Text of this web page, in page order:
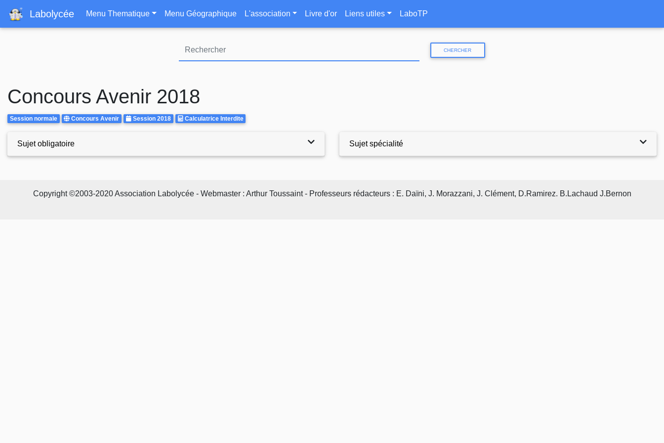
au
contenu
Labolycée Navigation principale
Menu Thematique Menu Géographique L'association Livre d'or Liens utiles LaboTP
CHERCHER
Concours Avenir 2018
Rattrapages
Session normale
Centre
Concours Avenir Annee
Session 2018
Calculatrice
Calculatrice Interdite
Sujet obligatoire Sujet spécialité
Copyright ©2003-2020 Association Labolycée - Webmaster : Arthur Toussaint - Professeurs rédacteurs : E. Daïni, J. Morazzani, J. Clément, D.Ramirez. B.Lachaud J.Bernon